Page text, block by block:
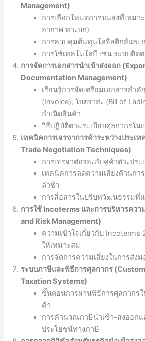
Management)
การเลือกโหมดการขนส่งที่เหมา
อากาศ ทางบก)
การควบคุมต้นทุนโลจิสติกส์และ
การใช้เทคโนโลยี เช่น ระบบติด
การจัดการเอกสารนำเข้าส่งออก
Documentation Management)
เรียนรู้การจัดเตรียมเอกสารสำ
(Invoice), ใบตราส่ง (Bill of
กำเนิดสินค้า
วิธีปฏิบัติตามระเบียบศุลกากรใน
เทคนิคการเจรจาการค้าระหว่างประเ
Trade Negotiation Techniques)
การเจรจาต่อรองกับคู่ค้าต่างประ
เทคนิคการลดความเสี่ยงด้านกา
ล่าช้า
การสื่อสารในบริบทวัฒนธรรมที่แ
การใช้ Incoterms และการบริหารควา
and Risk Management)
ความเข้าใจเกี่ยวกับ Incoterms
ให้เหมาะสม
การจัดการความเสี่ยงในการส่ง
ระบบภาษีและพิธีการศุลกากร
Taxation Systems)
ขั้นตอนการผ่านพิธีการศุลกากรใ
ค้า
การคำนวณภาษีนำเข้า-ส่งออกแ
ประโยชน์ทางภาษี